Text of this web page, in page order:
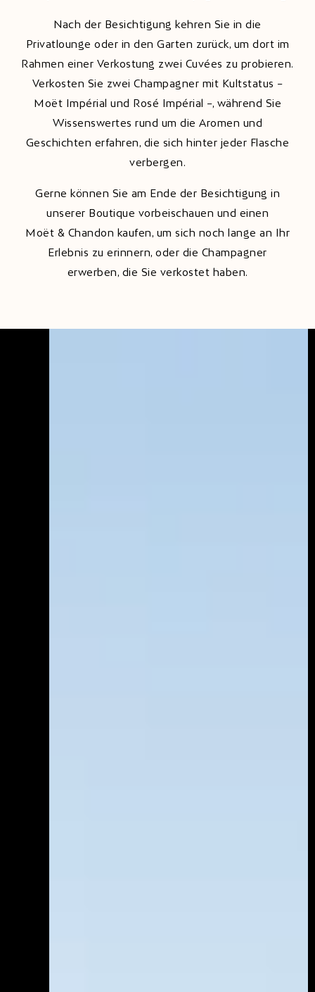
Nach der Besichtigung kehren Sie in die
Privatlounge oder in den Garten zurück, um dort im
Rahmen einer Verkostung zwei Cuvées zu probieren.
Verkosten Sie zwei Champagner mit Kultstatus –
Moët Impérial und Rosé Impérial –, während Sie
Wissenswertes rund um die Aromen und
Geschichten erfahren, die sich hinter jeder Flasche
verbergen.
Gerne können Sie am Ende der Besichtigung in
unserer Boutique vorbeischauen und einen
Moët & Chandon kaufen, um sich noch lange an Ihr
Erlebnis zu erinnern, oder die Champagner
erwerben, die Sie verkostet haben.